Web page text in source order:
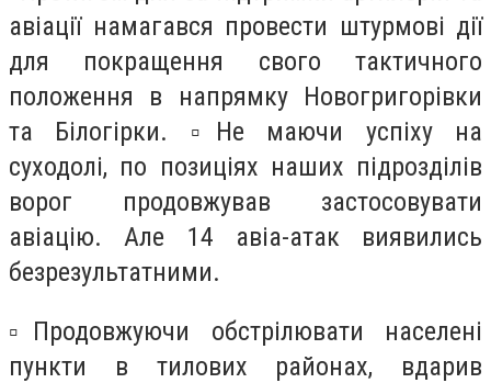
авіації намагався провести штурмові дії
для покращення свого тактичного
положення в напрямку Новогригорівки
та Білогірки. ▫️Не маючи успіху на
суходолі, по позиціях наших підрозділів
ворог продовжував застосовувати
авіацію. Але 14 авіа-атак виявились
безрезультатними.
▫️Продовжуючи обстрілювати населені
пункти в тилових районах, вдарив